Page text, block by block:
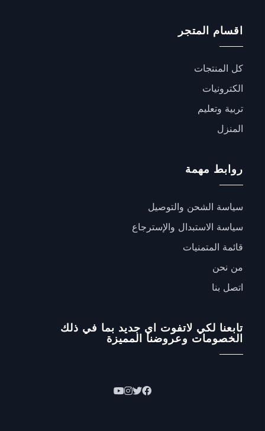
اقسام المتجر
كل المنتجات
الكترونيات
تربية وتعليم
المنزل
روابط مهمة
سياسة الشحن والتوصيل
سياسة الاستبدال والإسترجاع
قائمة المتمنيات
من نحن
اتصل بنا
تابعنا لكي لاتفوت اي جديد بما في ذلك
الخصومات وعروضنا المميزة